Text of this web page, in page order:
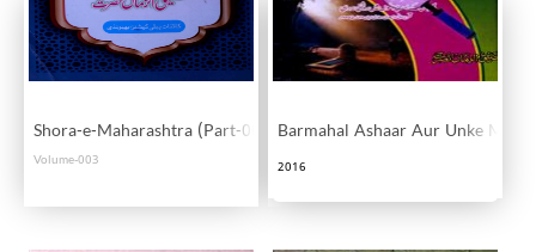
Shora-e-Maharashtra (Part-001)
Volume-003
Barmahal Ashaar Aur Unke
2016